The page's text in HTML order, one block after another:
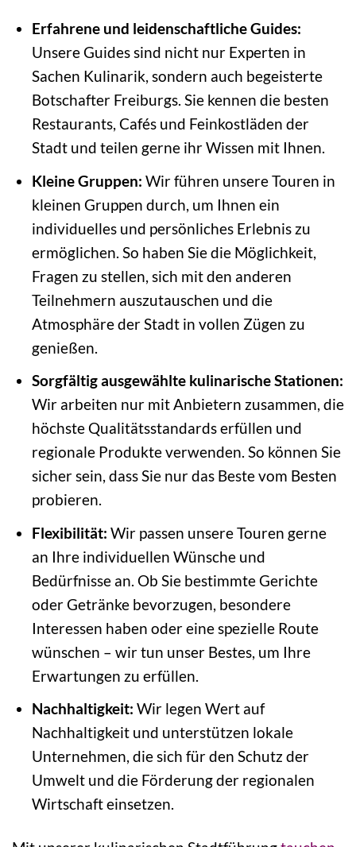
Erfahrene und leidenschaftliche Guides:
Unsere Guides sind nicht nur Experten in
Sachen Kulinarik, sondern auch begeisterte
Botschafter Freiburgs. Sie kennen die besten
Restaurants, Cafés und Feinkostläden der
Stadt und teilen gerne ihr Wissen mit Ihnen.
Kleine Gruppen: Wir führen unsere Touren in
kleinen Gruppen durch, um Ihnen ein
individuelles und persönliches Erlebnis zu
ermöglichen. So haben Sie die Möglichkeit,
Fragen zu stellen, sich mit den anderen
Teilnehmern auszutauschen und die
Atmosphäre der Stadt in vollen Zügen zu
genießen.
Sorgfältig ausgewählte kulinarische Stationen:
Wir arbeiten nur mit Anbietern zusammen, die
höchste Qualitätsstandards erfüllen und
regionale Produkte verwenden. So können Sie
sicher sein, dass Sie nur das Beste vom Besten
probieren.
Flexibilität: Wir passen unsere Touren gerne
an Ihre individuellen Wünsche und
Bedürfnisse an. Ob Sie bestimmte Gerichte
oder Getränke bevorzugen, besondere
Interessen haben oder eine spezielle Route
wünschen – wir tun unser Bestes, um Ihre
Erwartungen zu erfüllen.
Nachhaltigkeit: Wir legen Wert auf
Nachhaltigkeit und unterstützen lokale
Unternehmen, die sich für den Schutz der
Umwelt und die Förderung der regionalen
Wirtschaft einsetzen.